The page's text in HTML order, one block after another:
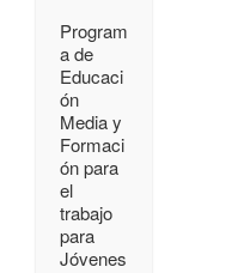
Program
a de
Educaci
ón
Media y
Formaci
ón para
el
trabajo
para
Jóvenes